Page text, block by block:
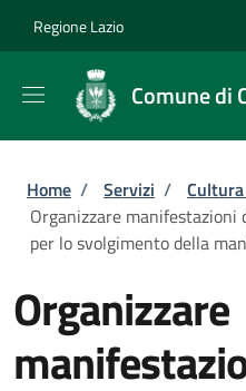
Regione Lazio
Comune di
Briciole di
Home / Servizi /
Organizzare manifestazioni
per lo svolgimento della
Organizzare